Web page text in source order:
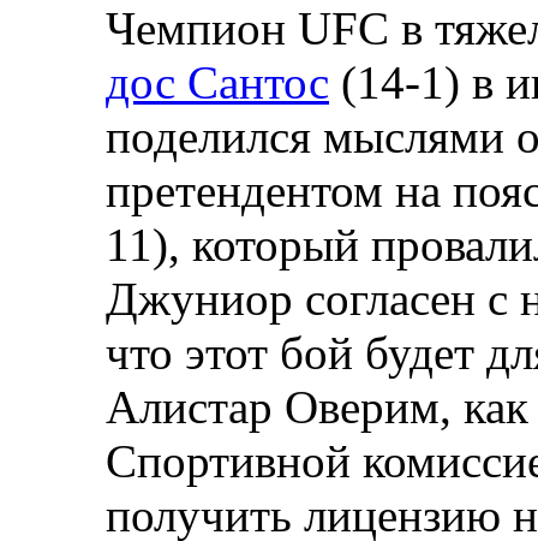
Чемпион UFC в
дос Сантос (14-1) в
поделился мыслями
претендентом на
11), который
Джуниор согласен с
что этот бой будет
Алистар Оверим, как
Спортивной
получить лицензию